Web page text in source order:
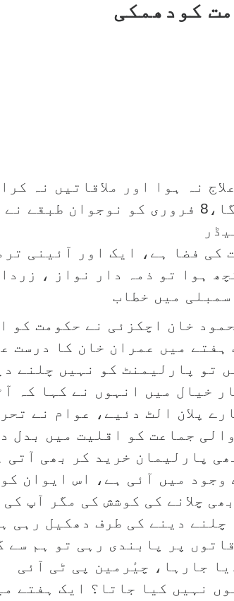
کودھمکی
نہ ہوا اور ملاقاتیں نہ
گئیں تو پھر دما دم مست قلندر ہوگا،8 فروری کو نوجوان
کی فضا ہے، ایک اور آئینی
ہوا تو ذمہ دار نواز ،
میں خطاب
خان اچکزئی نے حکومت کو
میں عمران خان کا درست
تو پارلیمنٹ کو نہیں چلنے
خیال میں انہوں نے کہا کہ
پلان الٹ دئیے، عوام نے
جماعت کو اقلیت میں بدل
پارلیمان خرید کر بھی آتی
میں آئی ہے، اس ایوان کو
چلانے کی کوشش کی مگر آپ کی
دینے کی طرف دھکیل رہی
پر پابندی رہی تو ہم سے
جارہا، چیٔرمین پی ٹی آئی
نہیں کیا جاتا؟ ایک ہفتے